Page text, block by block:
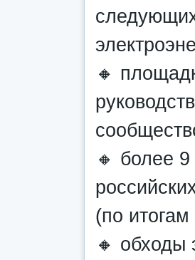
🔸
🔸 более
(по
🔸 обходы